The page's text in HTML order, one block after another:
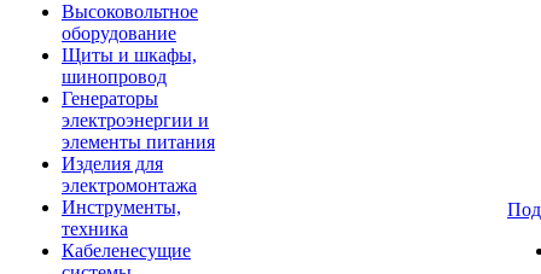
Высоковольтное
оборудование
Щиты и шкафы,
шинопровод
Генераторы
электроэнергии и
элементы питания
Изделия для
электромонтажа
Инструменты,
техника
Кабеленесущие